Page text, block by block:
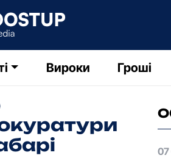
Вироки Гроші